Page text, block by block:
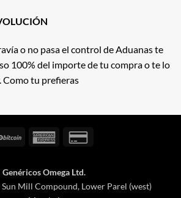
o no pasa el control de Aduanas te
100% del importe de tu compra o te lo
Como tu prefieras
BitCoin
American
Genéricos Omega Ltd.
Sun Mill Compound, Lower Parel (west)